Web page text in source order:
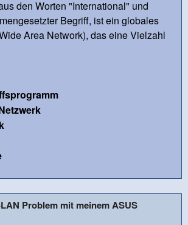
den Worten "International" und
Begriff, ist ein globales
Area Network), das eine Vielzahl
Problem mit meinem ASUS